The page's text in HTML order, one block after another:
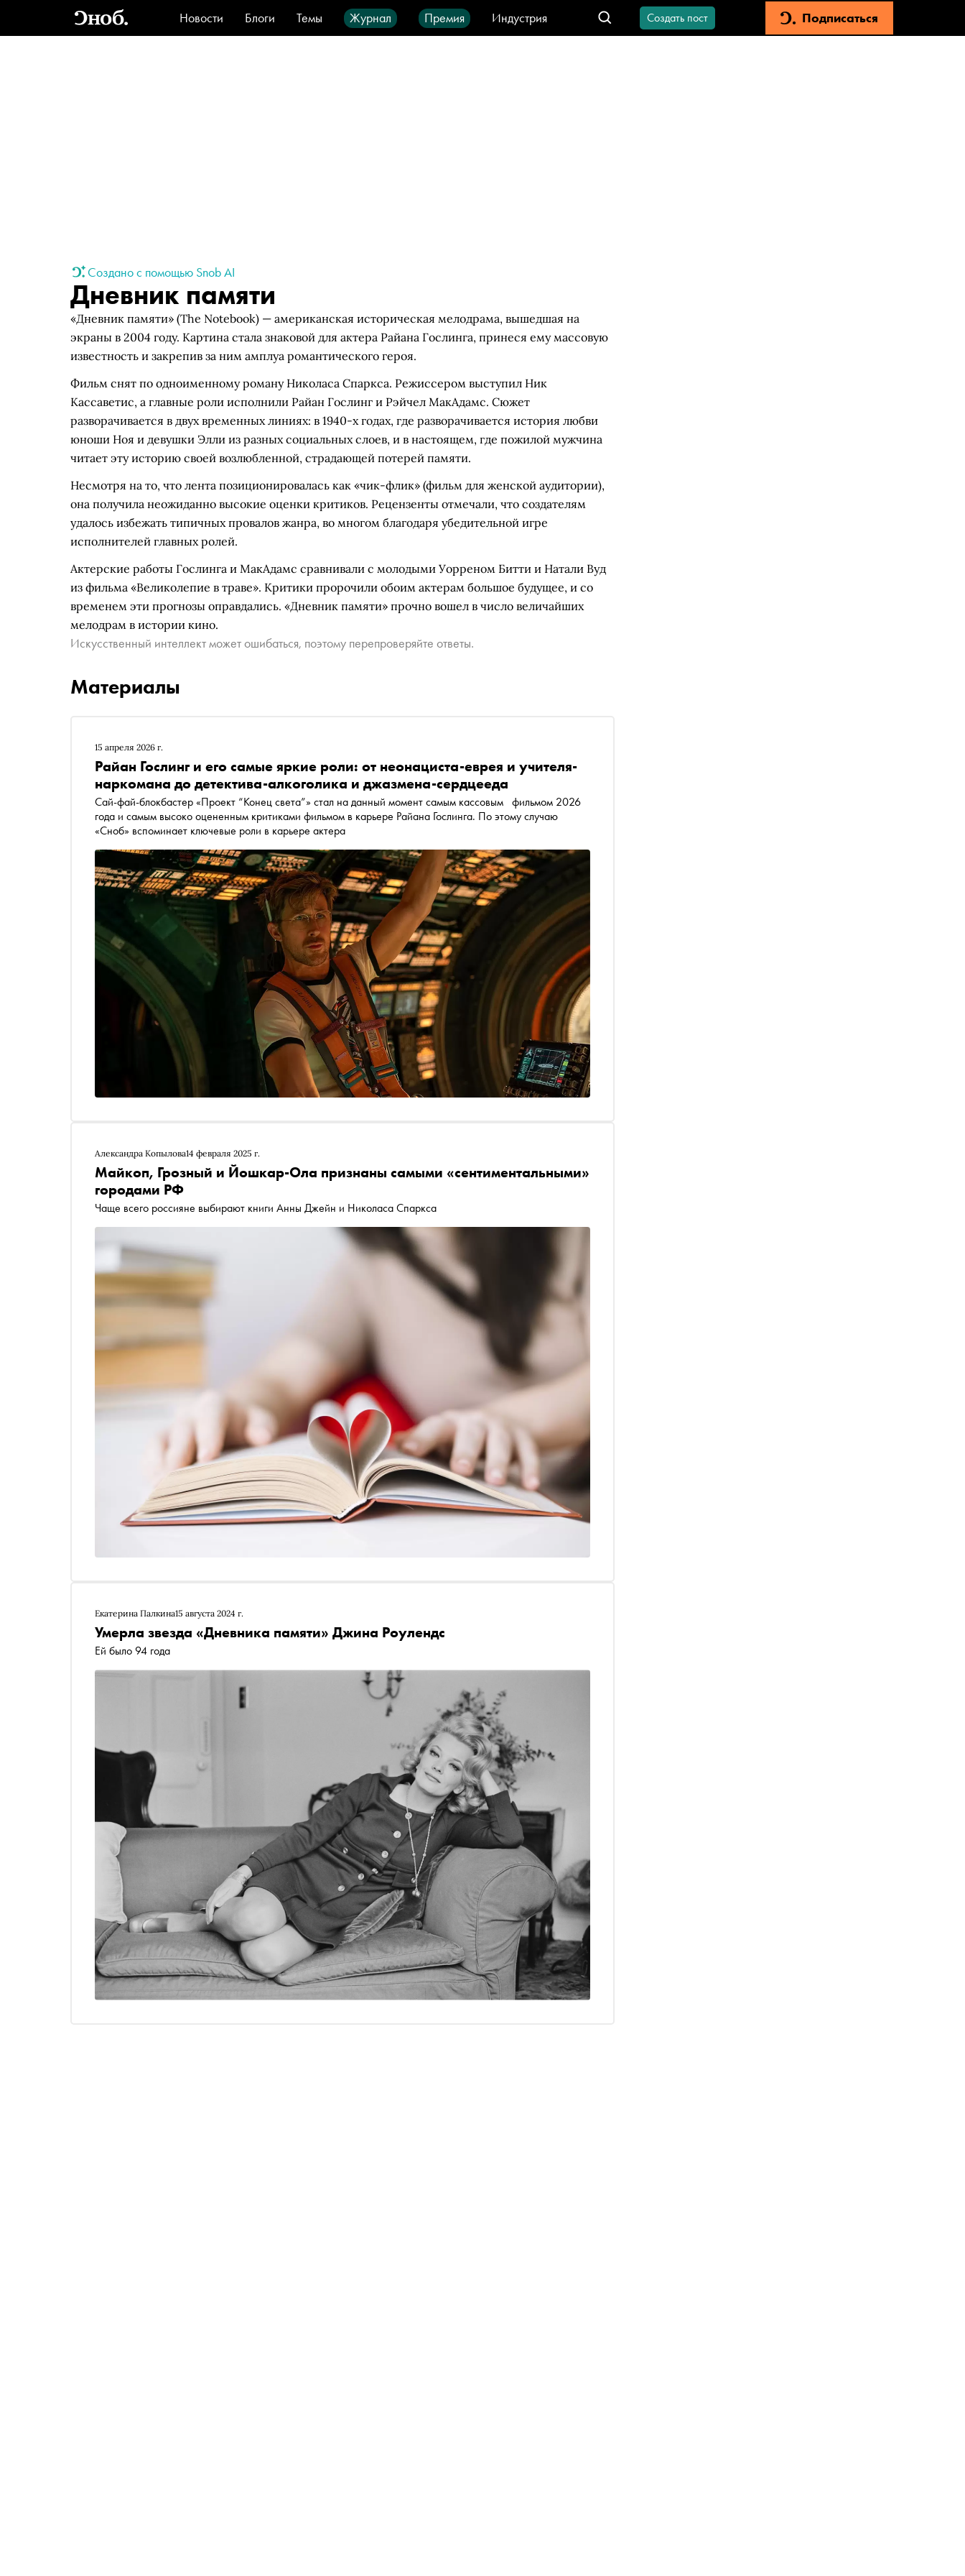
Новости Блоги Темы Журнал Премия
Индустрия
Стиль
Видео Город IT-продукты
Создать пост Подписаться
Создано с помощью Snob AI
Дневник памяти
«Дневник памяти» (The Notebook) — американская историческая мелодрама, вышедшая на
экраны в 2004 году. Картина стала знаковой для актера Райана Гослинга, принеся ему массовую
известность и закрепив за ним амплуа романтического героя.
Фильм снят по одноименному роману Николаса Спаркса. Режиссером выступил Ник
Кассаветис, а главные роли исполнили Райан Гослинг и Рэйчел МакАдамс. Сюжет
разворачивается в двух временных линиях: в 1940-х годах, где разворачивается история любви
юноши Ноя и девушки Элли из разных социальных слоев, и в настоящем, где пожилой мужчина
читает эту историю своей возлюбленной, страдающей потерей памяти.
Несмотря на то, что лента позиционировалась как «чик-флик» (фильм для женской аудитории),
она получила неожиданно высокие оценки критиков. Рецензенты отмечали, что создателям
удалось избежать типичных провалов жанра, во многом благодаря убедительной игре
исполнителей главных ролей.
Актерские работы Гослинга и МакАдамс сравнивали с молодыми Уорреном Битти и Натали Вуд
из фильма «Великолепие в траве». Критики пророчили обоим актерам большое будущее, и со
временем эти прогнозы оправдались. «Дневник памяти» прочно вошел в число величайших
мелодрам в истории кино.
Искусственный интеллект может ошибаться, поэтому перепроверяйте ответы.
Материалы
15 апреля 2026 г.
Райан Гослинг и его самые яркие роли: от неонациста-еврея и учителя-
наркомана до детектива-алкоголика и джазмена-сердцееда
Сай-фай-блокбастер «Проект “Конец света”» стал на данный момент самым кассовым фильмом 2026
года и самым высоко оцененным критиками фильмом в карьере Райана Гослинга. По этому случаю
«Сноб» вспоминает ключевые роли в карьере актера
Александра Копылова14 февраля 2025 г.
Майкоп, Грозный и Йошкар-Ола признаны самыми «сентиментальными»
городами РФ
Чаще всего россияне выбирают книги Анны Джейн и Николаса Спаркса
Екатерина Палкина15 августа 2024 г.
Умерла звезда «Дневника памяти» Джина Роулендс
Ей было 94 года